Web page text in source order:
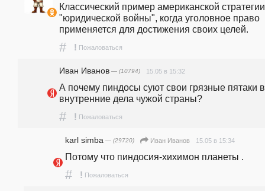
Классический пример американской стратегии
"юридической войны", когда уголовное право
применяется для достижения своих целей.
# ! Пожаловаться
Иван Иванов — (10794) 15.05 в 15:32
А почему пиндосы суют свои грязные пятаки
внутренние дела чужой страны?
# ! Пожаловаться
karl simba — (29720) Иван Иванов 15.05 в 15:34
Потому что пиндосия-хихимон планеты .
# ! Пожаловаться